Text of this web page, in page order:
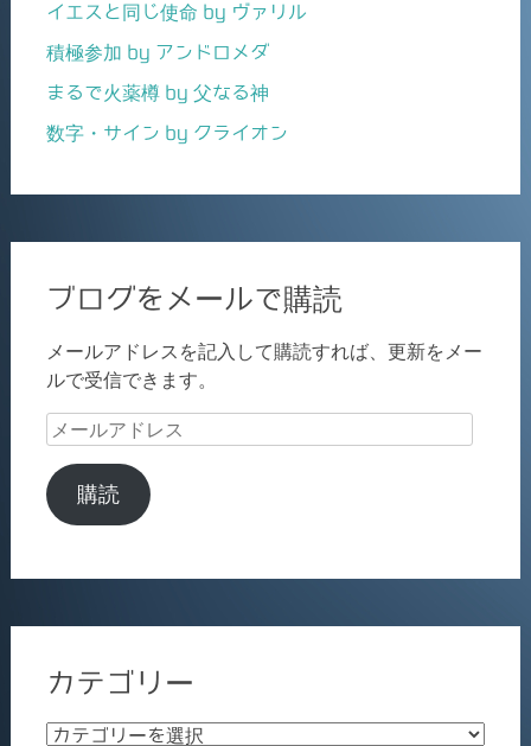
イエスと同じ使命 by ヴァリル
積極参加 by アンドロメダ
まるで火薬樽 by 父なる神
数字・サイン by クライオン
ブログをメールで購読
メールアドレスを記入して購読すれば、更新をメー
ルで受信できます。
メ
ル
ア
購読
カテゴリー
カ